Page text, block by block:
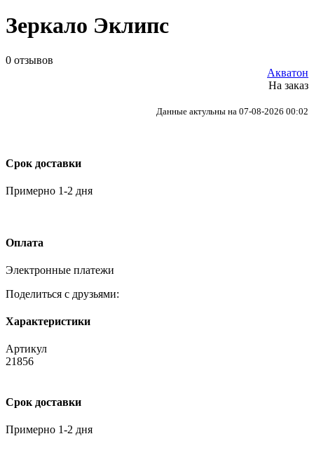
Зеркало Эклипс
0 отзывов
Акватон
На заказ
Данные актульны на 07-08-2026 00:02
Срок доставки
Примерно 1-2 дня
Оплата
Электронные платежи
Поделиться с друзьями:
Характеристики
Артикул
21856
Срок доставки
Примерно 1-2 дня